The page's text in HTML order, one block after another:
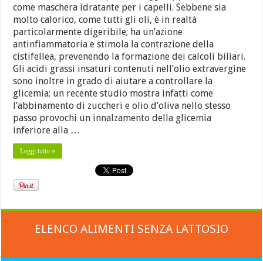
come maschera idratante per i capelli. Sebbene sia
molto calorico, come tutti gli oli, è in realtà
particolarmente digeribile; ha un’azione
antinfiammatoria e stimola la contrazione della
cistifellea, prevenendo la formazione dei calcoli biliari.
Gli acidi grassi insaturi contenuti nell’olio extravergine
sono inoltre in grado di aiutare a controllare la
glicemia; un recente studio mostra infatti come
l’abbinamento di zuccheri e olio d’oliva nello stesso
passo provochi un innalzamento della glicemia
inferiore alla …
Leggi tutto »
ELENCO ALIMENTI SENZA LATTOSIO